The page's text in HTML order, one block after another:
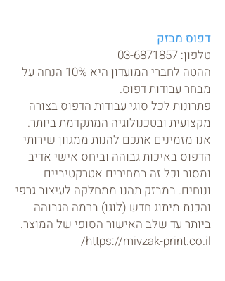
דפוס מבזק
טלפון: 03-6871857
ההטה לחברי המועדון היא 10% הנחה על
מבחר עבודות דפוס.
פתרונות לכל סוגי עבודות הדפוס בצורה
מקצועית ובטכנולוגיה המתקדמת ביותר.
אנו מזמינים אתכם להנות ממגוון שירותי
הדפוס באיכות גבוהה וביחס אישי אדיב
ומסור וכל זה במחירים אטרקטיביים
ונוחים. במבזק תהנו ממחלקה לעיצוב גרפי
והכנת מיתוג חדש (לוגו) ברמה הגבוהה
ביותר עד שלב האישור הסופי של המוצר.
https://mivzak-print.co.il/